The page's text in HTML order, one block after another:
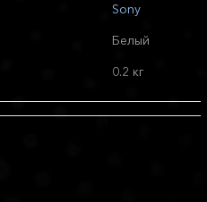
Sony
Белый
0.2 кг